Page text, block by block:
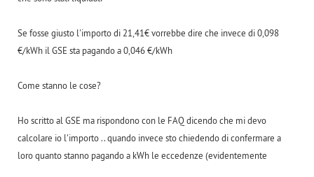
Se fosse giusto l'importo di 21,41€ vorrebbe dire che invece di 0,098
€/kWh il GSE sta pagando a 0,046 €/kWh
Come stanno le cose?
Ho scritto al GSE ma rispondono con le FAQ dicendo che mi devo
calcolare io l'importo .. quando invece sto chiedendo di confermare a
loro quanto stanno pagando a kWh le eccedenze (evidentemente